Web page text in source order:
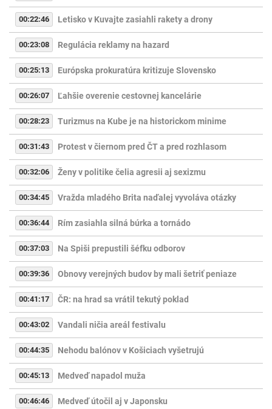
00:22:46 Letisko v Kuvajte zasiahli rakety a drony
00:23:08 Regulácia reklamy na hazard
00:25:13 Európska prokuratúra kritizuje Slovensko
00:26:07 Ľahšie overenie cestovnej kancelárie
00:28:23 Turizmus na Kube je na historickom minime
00:31:43 Protest v čiernom pred ČT a pred rozhlasom
00:32:06 Ženy v politike čelia agresii aj sexizmu
00:34:45 Vražda mladého Brita naďalej vyvoláva otázky
00:36:44 Rím zasiahla silná búrka a tornádo
00:37:03 Na Spiši prepustili šéfku odborov
00:39:36 Obnovy verejných budov by mali šetriť peniaze
00:41:17 ČR: na hrad sa vrátil tekutý poklad
00:43:02 Vandali ničia areál festivalu
00:44:35 Nehodu balónov v Košiciach vyšetrujú
00:45:13 Medveď napadol muža
00:46:46 Medveď útočil aj v Japonsku